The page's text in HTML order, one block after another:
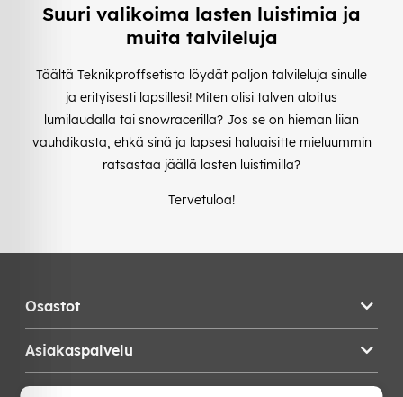
Suuri valikoima lasten luistimia ja
muita talvileluja
Täältä Teknikproffsetista löydät paljon talvileluja sinulle
ja erityisesti lapsillesi! Miten olisi talven aloitus
lumilaudalla tai snowracerilla? Jos se on hieman liian
vauhdikasta, ehkä sinä ja lapsesi haluaisitte mieluummin
ratsastaa jäällä lasten luistimilla?
Tervetuloa!
Osastot
Asiakaspalvelu